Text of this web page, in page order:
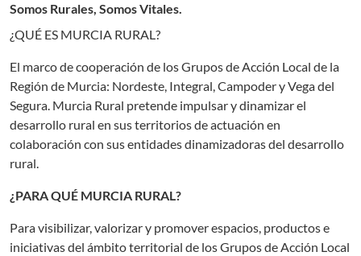
Somos Rurales, Somos Vitales.
¿QUÉ ES MURCIA RURAL?
El marco de cooperación de los Grupos de Acción Local de la
Región de Murcia: Nordeste, Integral, Campoder y Vega del
Segura. Murcia Rural pretende impulsar y dinamizar el
desarrollo rural en sus territorios de actuación en
colaboración con sus entidades dinamizadoras del desarrollo
rural.
¿PARA QUÉ MURCIA RURAL?
Para visibilizar, valorizar y promover espacios, productos e
iniciativas del ámbito territorial de los Grupos de Acción Local